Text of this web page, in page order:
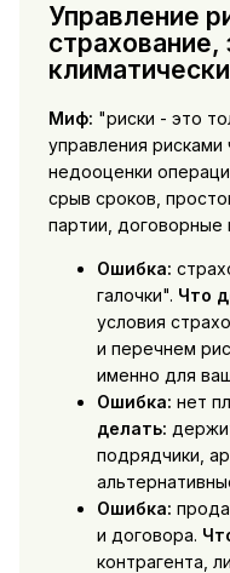
Управление
страхование,
Миф: "риски - это
управления
недооценки
срыв сроков,
партии,
Ошибка:
галочки". Что
условия
и перечнем
именно для
Ошибка: нет
делать:
подрядчики,
Ошибка:
и договора.
контрагента,